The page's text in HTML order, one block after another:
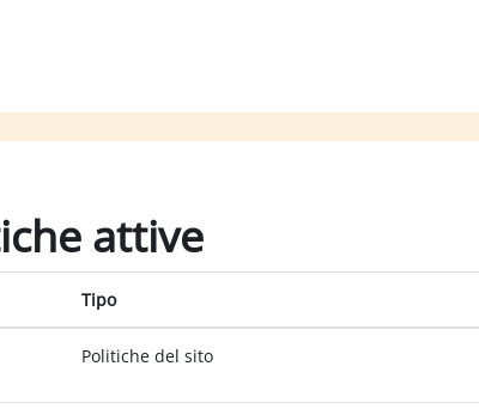
attive
Tipo
Politiche del sito